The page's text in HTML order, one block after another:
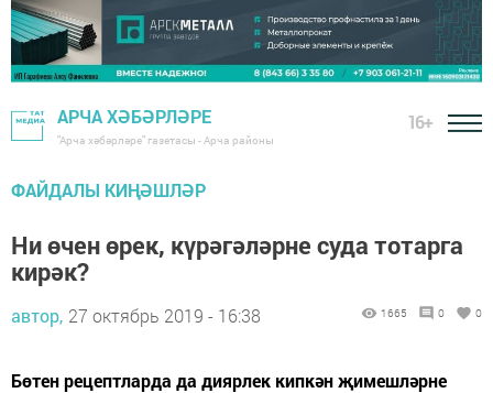
АРЧА ХӘБӘРЛӘРЕ
"Арча хәбәрләре" газетасы - Арча районы
16+
ФАЙДАЛЫ КИҢӘШЛӘР
Ни өчен өрек, күрәгәләрне суда тотарга
кирәк?
автор, 27 октябрь 2019 - 16:38 1665 0 0
Бөтен рецептларда да диярлек кипкән җимешләрне